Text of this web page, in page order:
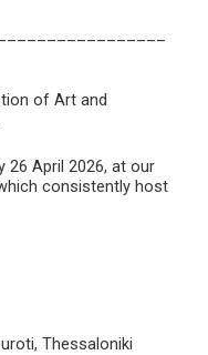
of Art and
26 April 2026, at our
consistently host
Thessaloniki